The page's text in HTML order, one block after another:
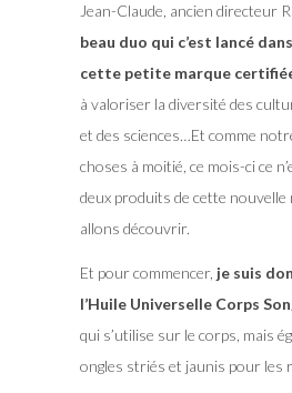
Jean-Claude, ancien directeur
beau duo qui c’est lancé
cette petite marque
à valoriser la diversité des
et des sciences…Et comme
choses à moitié, ce mois-ci ce
deux produits de cette nouvelle
allons découvrir.
Et pour commencer, je suis
l’Huile Universelle Corps
qui s’utilise sur le corps, mais
ongles striés et jaunis pour les